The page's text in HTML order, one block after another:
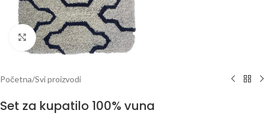
Click to enlarge
Početna/Svi proizvodi
Set za kupatilo 100% vuna